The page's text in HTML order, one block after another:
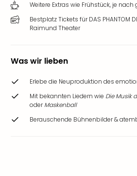
Weitere Extras wie Frühstück, je
Bestplatz Tickets für DAS PHANTOM
Raimund Theater
Was wir lieben
Erlebe die Neuproduktion des
Mit bekannten Liedern wie Die Musik
oderMaskenball
Berauschende Bühnenbilder &